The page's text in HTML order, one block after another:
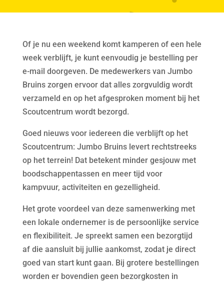
Of je nu een weekend komt kamperen of een hele
week verblijft, je kunt eenvoudig je bestelling per
e-mail doorgeven. De medewerkers van Jumbo
Bruins zorgen ervoor dat alles zorgvuldig wordt
verzameld en op het afgesproken moment bij het
Scoutcentrum wordt bezorgd.
Goed nieuws voor iedereen die verblijft op het
Scoutcentrum: Jumbo Bruins levert rechtstreeks
op het terrein! Dat betekent minder gesjouw met
boodschappentassen en meer tijd voor
kampvuur, activiteiten en gezelligheid.
Het grote voordeel van deze samenwerking met
een lokale ondernemer is de persoonlijke service
en flexibiliteit. Je spreekt samen een bezorgtijd
af die aansluit bij jullie aankomst, zodat je direct
goed van start kunt gaan. Bij grotere bestellingen
worden er bovendien geen bezorgkosten in